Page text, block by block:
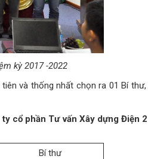
kỳ 2017 -2022
và thống nhất chọn ra 01 Bí
cổ phần Tư vấn Xây dựng Điện
Bí thư